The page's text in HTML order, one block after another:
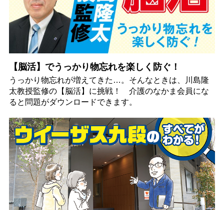
【脳活】でうっかり物忘れを楽しく防ぐ！
うっかり物忘れが増えてきた…。そんなときは、川島隆
太教授監修の【脳活】に挑戦！ 介護のなかま会員にな
ると問題がダウンロードできます。